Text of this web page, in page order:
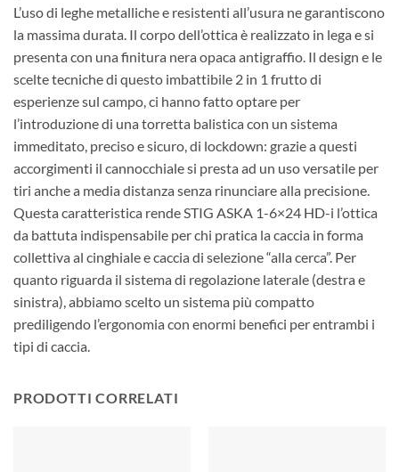
L’uso di leghe metalliche e resistenti all’usura ne garantiscono
la massima durata. Il corpo dell’ottica è realizzato in lega e si
presenta con una finitura nera opaca antigraffio. Il design e le
scelte tecniche di questo imbattibile 2 in 1 frutto di
esperienze sul campo, ci hanno fatto optare per
l’introduzione di una torretta balistica con un sistema
immeditato, preciso e sicuro, di lockdown: grazie a questi
accorgimenti il cannocchiale si presta ad un uso versatile per
tiri anche a media distanza senza rinunciare alla precisione.
Questa caratteristica rende STIG ASKA 1-6×24 HD-i l’ottica
da battuta indispensabile per chi pratica la caccia in forma
collettiva al cinghiale e caccia di selezione “alla cerca”. Per
quanto riguarda il sistema di regolazione laterale (destra e
sinistra), abbiamo scelto un sistema più compatto
prediligendo l’ergonomia con enormi benefici per entrambi i
tipi di caccia.
PRODOTTI CORRELATI